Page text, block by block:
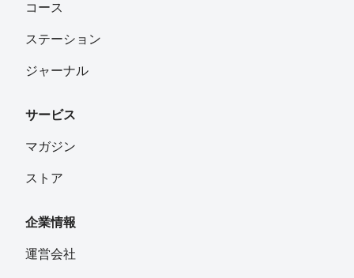
したが、春を感じる花々がランニングを楽しませてくれま
りですが、後日、周回を反時計回りにしてしてチャレンジ
してみてください。 そして、最後に渡るのが丸子橋。 美
と距離はぴったり6km。周回すればトレーニングの目的に
よって使いやすく、時計回りと反時計回りを交互に周回す
た。 一つ自分のコースとして持っておくと便利ですよ。
コース
ステーション
ジャーナル
サービス
マガジン
ストア
企業情報
運営会社